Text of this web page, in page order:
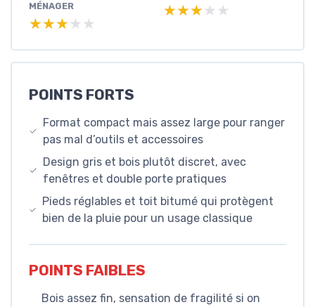
MÉNAGER
★★★★★
★★★★★
★★★★★
★★★★★
POINTS FORTS
Format compact mais assez large pour ranger
pas mal d’outils et accessoires
Design gris et bois plutôt discret, avec
fenêtres et double porte pratiques
Pieds réglables et toit bitumé qui protègent
bien de la pluie pour un usage classique
POINTS FAIBLES
Bois assez fin, sensation de fragilité si on